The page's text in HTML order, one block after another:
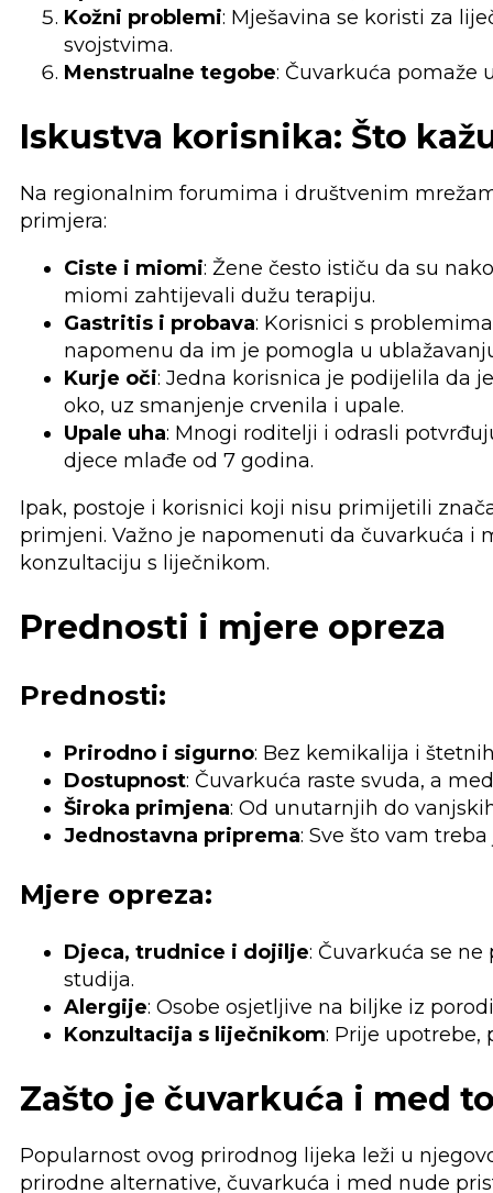
Kožni problemi: Mješavina se koristi za
svojstvima.
Menstrualne tegobe: Čuvarkuća pomaže
Iskustva korisnika: Što
Na regionalnim forumima i društvenim
primjera:
Ciste i miomi: Žene često ističu da su
miomi zahtijevali dužu terapiju.
Gastritis i probava: Korisnici s
napomenu da im je pomogla u
Kurje oči: Jedna korisnica je podijelila da
oko, uz smanjenje crvenila i upale.
Upale uha: Mnogi roditelji i odrasli
djece mlađe od 7 godina.
Ipak, postoje i korisnici koji nisu primijetili
primjeni. Važno je napomenuti da čuvarkuća
konzultaciju s liječnikom.
Prednosti i mjere opreza
Prednosti:
Prirodno i sigurno: Bez kemikalija i
Dostupnost: Čuvarkuća raste svuda, a
Široka primjena: Od unutarnjih do
Jednostavna priprema: Sve što vam
Mjere opreza:
Djeca, trudnice i dojilje: Čuvarkuća se
studija.
Alergije: Osobe osjetljive na biljke iz
Konzultacija s liječnikom: Prije upotrebe,
Zašto je čuvarkuća i med
Popularnost ovog prirodnog lijeka leži u
prirodne alternative, čuvarkuća i med nude